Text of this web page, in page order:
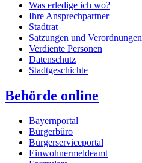
Was erledige ich wo?
Ihre Ansprechpartner
Stadtrat
Satzungen und Verordnungen
Verdiente Personen
Datenschutz
Stadtgeschichte
Behörde online
Bayernportal
Bürgerbüro
Bürgerserviceportal
Einwohnermeldeamt